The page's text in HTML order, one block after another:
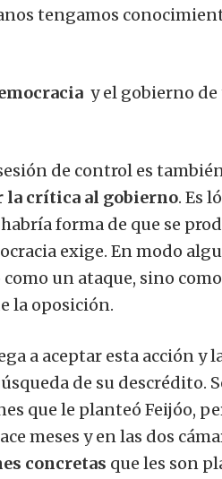
tengamos
y el gobierno
de control es
la crítica al gobierno. Es
forma de que se
exige. En modo
un ataque, sino
la oposición.
a aceptar esta acción y
de su descrédito.
que le planteó Feijóo,
meses y en las dos
concretas que les son